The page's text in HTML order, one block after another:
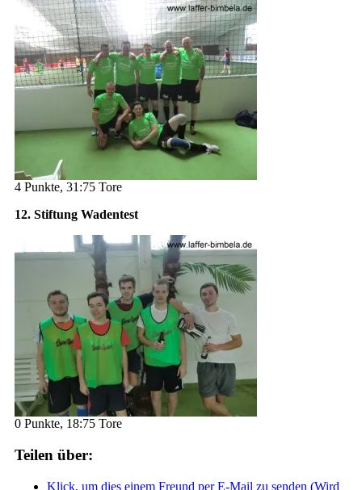
4 Punkte, 31:75 Tore
12. Stiftung Wadentest
0 Punkte, 18:75 Tore
Teilen über:
Klick, um dies einem Freund per E-Mail zu senden (Wird